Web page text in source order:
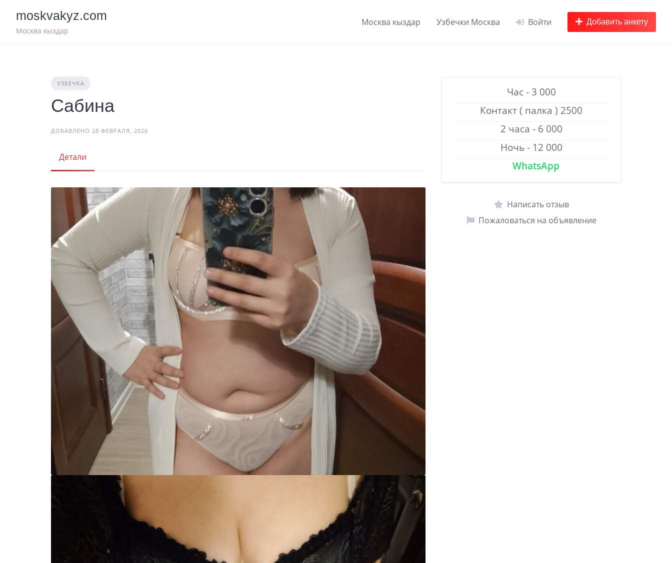
content
moskvakyz.com
Москва кыздар
Москва кыздар Узбечки Москва Войти Добавить анкету
УЗБЕЧКА
Сабина
ДОБАВЛЕНО 28 ФЕВРАЛЯ, 2026
Детали
Час - 3 000
Контакт ( палка ) 2500
2 часа - 6 000
Ночь - 12 000
WhatsApp
Написать отзыв
Пожаловаться на объявление